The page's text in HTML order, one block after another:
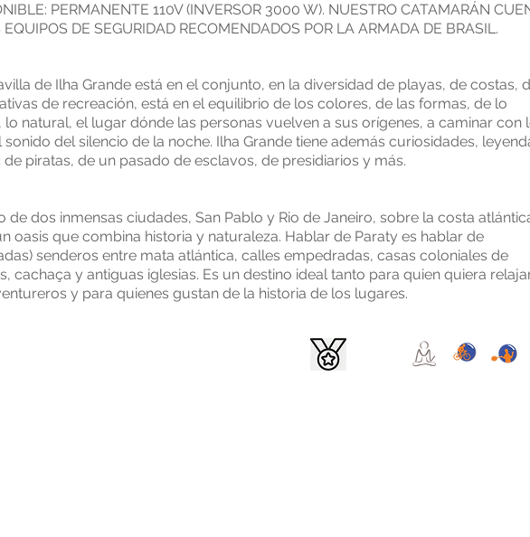
PERMANENTE 110V (INVERSOR 3000 W). NUESTRO CATAMARÁN
DE SEGURIDAD RECOMENDADOS POR LA ARMADA DE BRASIL.
de Ilha Grande está en el conjunto, en la diversidad de playas, de costas,
de recreación, está en el equilibrio de los colores, de las formas, de lo
natural, el lugar dónde las personas vuelven a sus orígenes, a caminar con
sonido del silencio de la noche. Ilha Grande tiene además curiosidades,
piratas, de un pasado de esclavos, de presidiarios y más.
de dos inmensas ciudades, San Pablo y Rio de Janeiro, sobre la costa
oasis que combina historia y naturaleza. Hablar de Paraty es hablar de
senderos entre mata atlántica, calles empedradas, casas coloniales de
cachaça y antiguas iglesias. Es un destino ideal tanto para quien quiera
y para quienes gustan de la historia de los lugares.